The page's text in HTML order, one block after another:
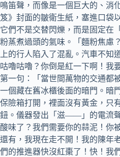
鳴笛聲，而像是一個巨大的、消
笈》封面的皺衛生紙，塞進口袋
它們不是交替閃爍，而是固定在
粉蒸煮過頭的氣味。「麵粉焦慮
上的行人陷入了混亂。汽車不知
咕嚕咕嚕？你倒是紅一下啊！我
第一句：「當世間萬物的交通都
一個藏在舊冰櫃後面的暗門。暗
保險箱打開，裡面沒有黃金，只
鈕。儀器發出「滋——」的電流聲
酸味了？我們需要你的蒜泥！你
還有，我現在走不開！我的陳年
們的推進器快沒紅棗了！快！我